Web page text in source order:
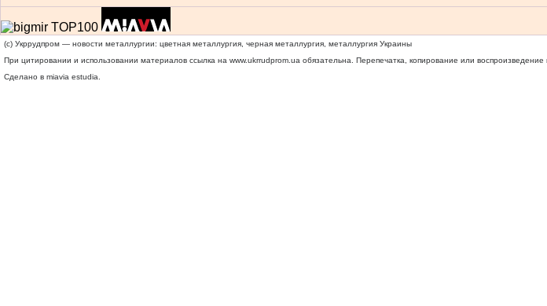
(c) Укррудпром — новости металлургии: цветная металлургия, черная металлургия, металлургия Украины
При цитировании и использовании материалов ссылка на www.ukrrudprom.ua обязательна. Перепечатка, копирование или
Сделано в miavia estudia.